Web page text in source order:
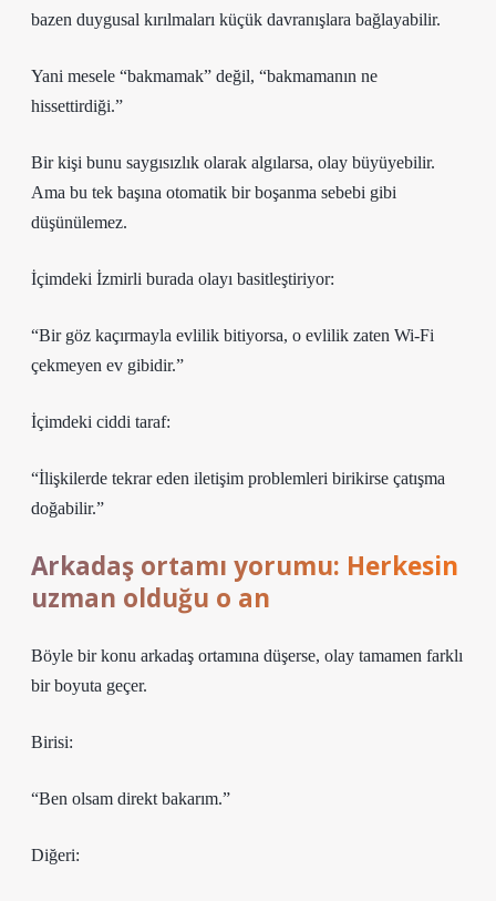
bazen duygusal kırılmaları küçük davranışlara bağlayabilir.
Yani mesele “bakmamak” değil, “bakmamanın ne
hissettirdiği.”
Bir kişi bunu saygısızlık olarak algılarsa, olay büyüyebilir.
Ama bu tek başına otomatik bir boşanma sebebi gibi
düşünülemez.
İçimdeki İzmirli burada olayı basitleştiriyor:
“Bir göz kaçırmayla evlilik bitiyorsa, o evlilik zaten Wi-Fi
çekmeyen ev gibidir.”
İçimdeki ciddi taraf:
“İlişkilerde tekrar eden iletişim problemleri birikirse çatışma
doğabilir.”
Arkadaş ortamı yorumu: Herkesin
uzman olduğu o an
Böyle bir konu arkadaş ortamına düşerse, olay tamamen farklı
bir boyuta geçer.
Birisi:
“Ben olsam direkt bakarım.”
Diğeri: